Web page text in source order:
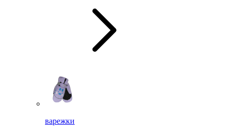
варежки